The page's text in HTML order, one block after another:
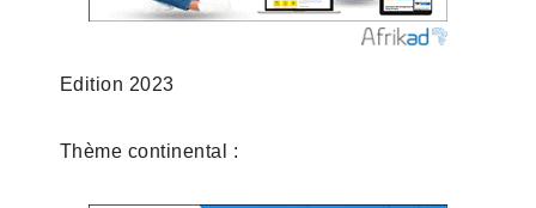
Edition 2023
Thème continental :